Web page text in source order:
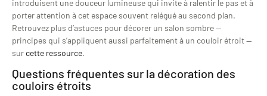
introduisent une douceur lumineuse qui invite à ralentir le pas et à
porter attention à cet espace souvent relégué au second plan.
Retrouvez plus d’astuces pour décorer un salon sombre —
principes qui s’appliquent aussi parfaitement à un couloir étroit —
sur cette ressource.
Questions fréquentes sur la décoration des
couloirs étroits